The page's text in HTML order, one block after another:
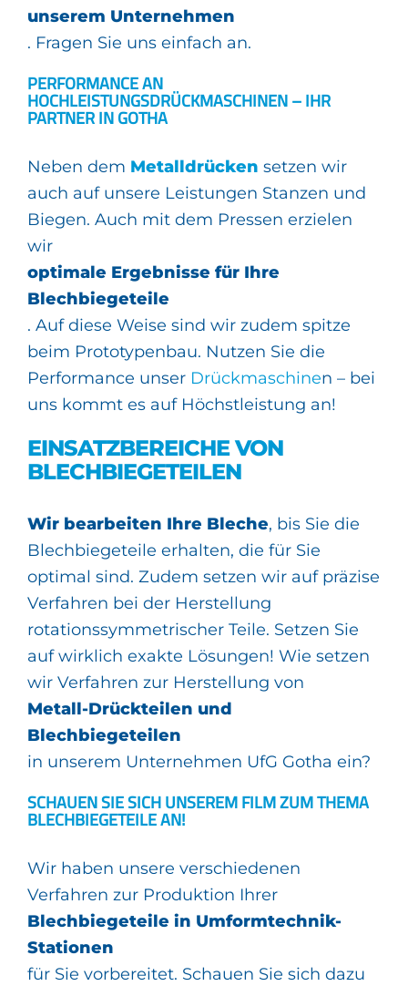
unserem Unternehmen
. Fragen Sie uns einfach an.
PERFORMANCE AN
HOCHLEISTUNGSDRÜCKMASCHINEN – IHR
PARTNER IN GOTHA
Neben dem Metalldrücken setzen wir
auch auf unsere Leistungen Stanzen und
Biegen. Auch mit dem Pressen erzielen
wir
optimale Ergebnisse für Ihre
Blechbiegeteile
. Auf diese Weise sind wir zudem spitze
beim Prototypenbau. Nutzen Sie die
Performance unser Drückmaschinen – bei
uns kommt es auf Höchstleistung an!
EINSATZBEREICHE VON
BLECHBIEGETEILEN
Wir bearbeiten Ihre Bleche, bis Sie die
Blechbiegeteile erhalten, die für Sie
optimal sind. Zudem setzen wir auf präzise
Verfahren bei der Herstellung
rotationssymmetrischer Teile. Setzen Sie
auf wirklich exakte Lösungen! Wie setzen
wir Verfahren zur Herstellung von
Metall-Drückteilen und
Blechbiegeteilen
in unserem Unternehmen UfG Gotha ein?
SCHAUEN SIE SICH UNSEREM FILM ZUM THEMA
BLECHBIEGETEILE AN!
Wir haben unsere verschiedenen
Verfahren zur Produktion Ihrer
Blechbiegeteile in Umformtechnik-
Stationen
für Sie vorbereitet. Schauen Sie sich dazu